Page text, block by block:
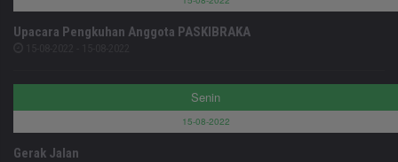
Upacara Pengkuhan Anggota PASKIBRAKA
Senin
15-08-2022
Gerak Jalan